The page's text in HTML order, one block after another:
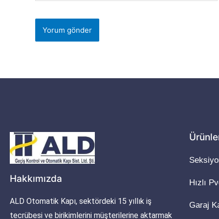
Hakkımızda
ALD Otomatik Kapı, sektördeki 15 yıllık iş
tecrübesi ve birikimlerini müşterilerine aktarmak
Hızlı
Garaj